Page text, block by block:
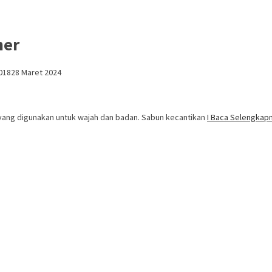
28 Maret 2024
digunakan untuk wajah dan badan. Sabun kecantikan I Baca